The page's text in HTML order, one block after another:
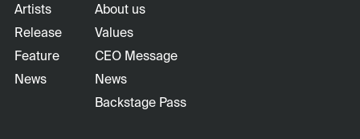
Artists
Release
Feature
News
About us
Values
CEO Message
News
Backstage Pass